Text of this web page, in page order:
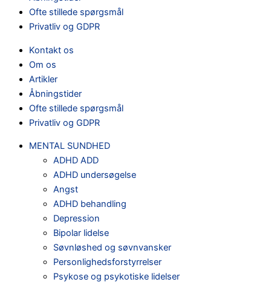
Ofte stillede spørgsmål
Privatliv og GDPR
Kontakt os
Om os
Artikler
Åbningstider
Ofte stillede spørgsmål
Privatliv og GDPR
MENTAL SUNDHED
ADHD ADD
ADHD undersøgelse
Angst
ADHD behandling
Depression
Bipolar lidelse
Søvnløshed og søvnvansker
Personlighedsforstyrrelser
Psykose og psykotiske lidelser